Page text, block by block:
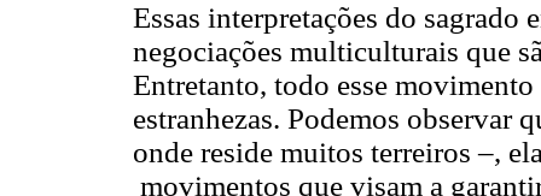
Essas interpretações do
negociações multiculturais que
Entretanto, todo esse
estranhezas. Podemos observar
onde reside muitos terreiros –,
movimentos que visam a